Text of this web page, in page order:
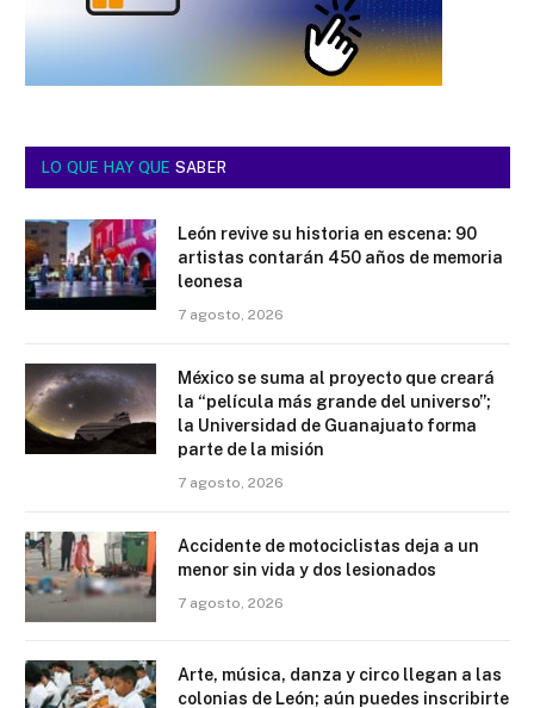
LO QUE HAY QUE SABER
León revive su historia en escena: 90
artistas contarán 450 años de memoria
leonesa
7 agosto, 2026
México se suma al proyecto que creará
la “película más grande del universo”;
la Universidad de Guanajuato forma
parte de la misión
7 agosto, 2026
Accidente de motociclistas deja a un
menor sin vida y dos lesionados
7 agosto, 2026
Arte, música, danza y circo llegan a las
colonias de León; aún puedes inscribirte